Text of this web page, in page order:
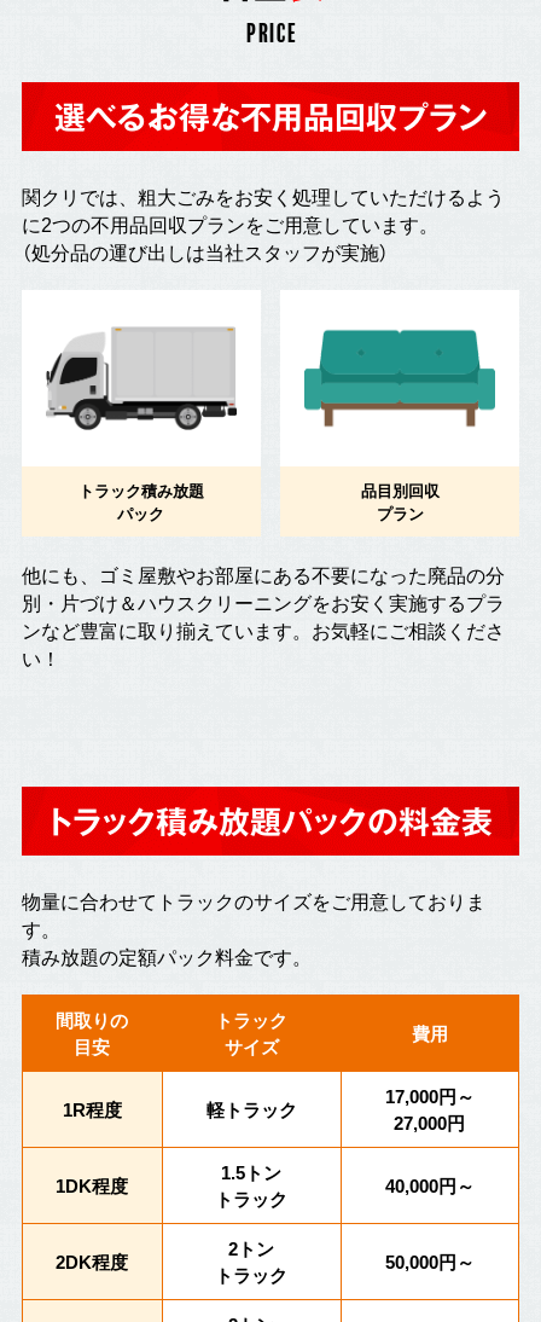
PRICE
選べるお得な不用品回収プラン
関クリでは、粗大ごみをお安く処理していただけるよう
に2つの不用品回収プランをご用意しています。
（処分品の運び出しは当社スタッフが実施）
トラック積み放題
パック
品目別回収
プラン
他にも、ゴミ屋敷やお部屋にある不要になった廃品の分
別・片づけ＆ハウスクリーニングをお安く実施するプラ
ンなど豊富に取り揃えています。お気軽にご相談くださ
い！
トラック積み放題パックの料金表
物量に合わせてトラックのサイズをご用意しておりま
す。
積み放題の定額パック料金です。
間取りの
目安
トラック
サイズ
費用
1R程度 軽トラック
17,000円～
27,000円
1DK程度
1.5トン
トラック
40,000円～
2DK程度
2トン
トラック
50,000円～